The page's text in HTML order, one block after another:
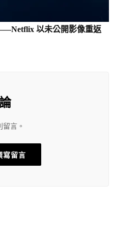
以未公開影像重返
留言。
寫留言